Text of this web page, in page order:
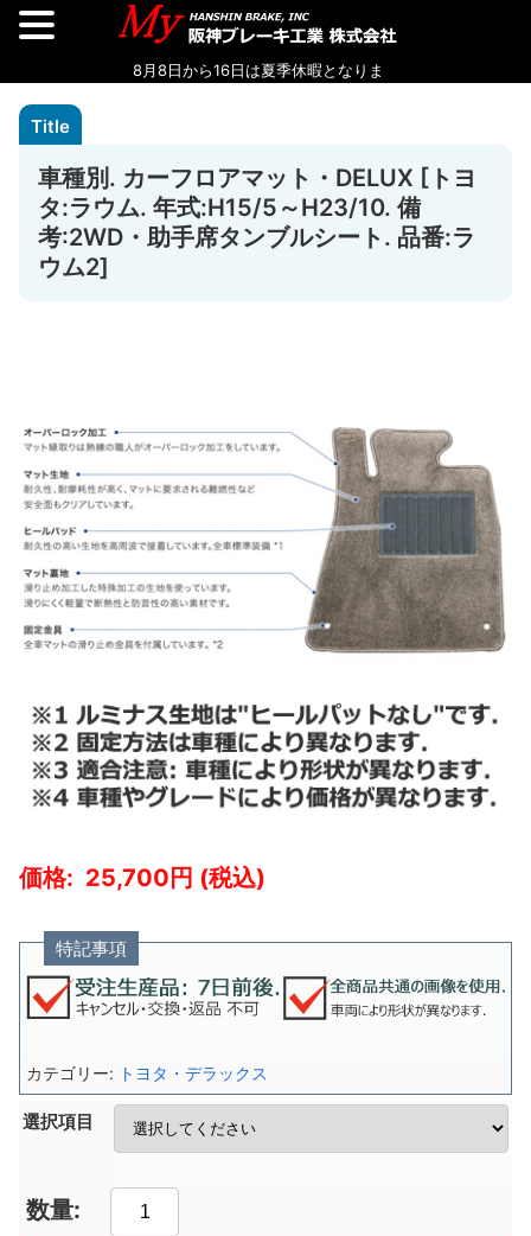
車種別. カーフロアマット・DELUX [トヨ
タ:ラウム. 年式:H15/5～H23/10. 備
考:2WD・助手席タンブルシート. 品番:ラ
ウム2]
25,700
特記事項
選択項目
カテゴリー: トヨタ・デラックス